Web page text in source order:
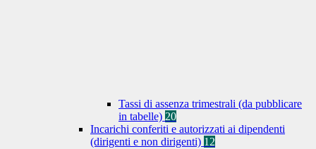
Tassi di assenza trimestrali (da pubblicare
in tabelle) 20
Incarichi conferiti e autorizzati ai dipendenti
(dirigenti e non dirigenti) 12